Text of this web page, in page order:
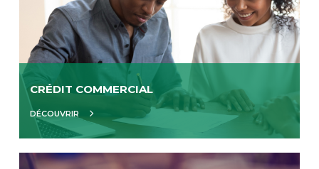
CRÉDIT COMMERCIAL
DÉCOUVRIR